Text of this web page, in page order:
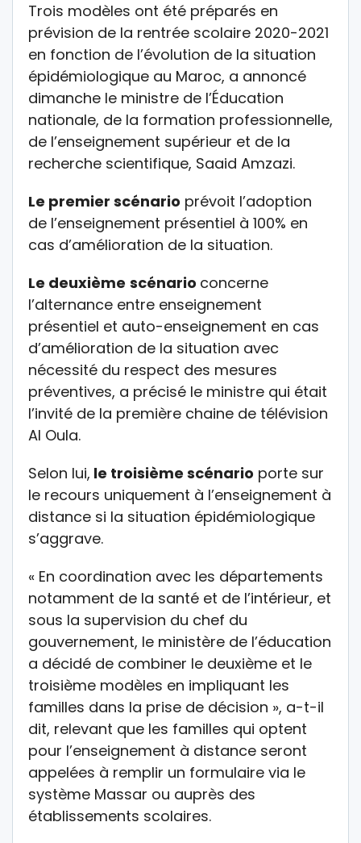
Trois modèles ont été préparés en
prévision de la rentrée scolaire 2020-2021
en fonction de l’évolution de la situation
épidémiologique au Maroc, a annoncé
dimanche le ministre de l’Éducation
nationale, de la formation professionnelle,
de l’enseignement supérieur et de la
recherche scientifique, Saaid Amzazi.
Le premier scénario prévoit l’adoption
de l’enseignement présentiel à 100% en
cas d’amélioration de la situation.
Le deuxième scénario concerne
l’alternance entre enseignement
présentiel et auto-enseignement en cas
d’amélioration de la situation avec
nécessité du respect des mesures
préventives, a précisé le ministre qui était
l’invité de la première chaine de télévision
Al Oula.
Selon lui, le troisième scénario porte sur
le recours uniquement à l’enseignement à
distance si la situation épidémiologique
s’aggrave.
« En coordination avec les départements
notamment de la santé et de l’intérieur, et
sous la supervision du chef du
gouvernement, le ministère de l’éducation
a décidé de combiner le deuxième et le
troisième modèles en impliquant les
familles dans la prise de décision », a-t-il
dit, relevant que les familles qui optent
pour l’enseignement à distance seront
appelées à remplir un formulaire via le
système Massar ou auprès des
établissements scolaires.